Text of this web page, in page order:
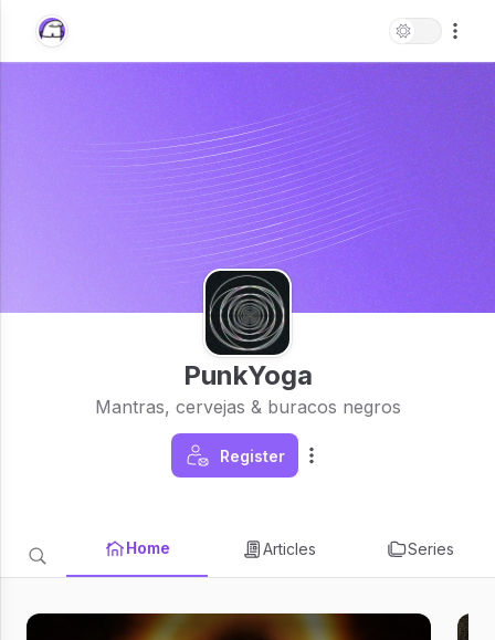
PunkYoga
Mantras, cervejas & buracos negros
Register
Home Articles Series